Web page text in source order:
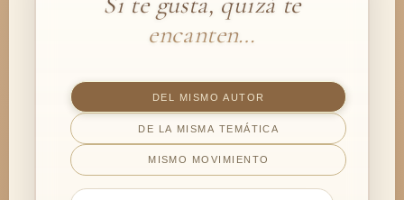
encanten…
DEL MISMO AUTOR
DE LA MISMA TEMÁTICA
MISMO MOVIMIENTO